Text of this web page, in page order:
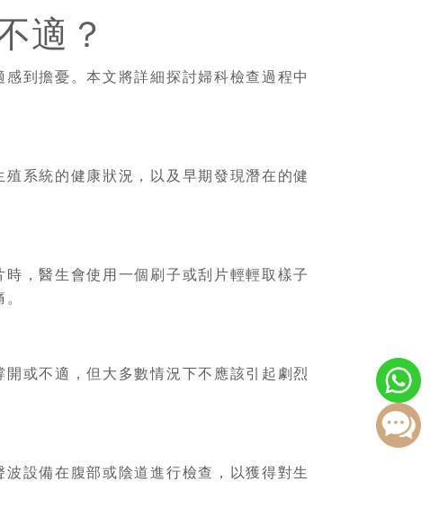
適？
到擔憂。本文將詳細探討婦科檢查過程中
系統的健康狀況，以及早期發現潛在的健
，醫生會使用一個刷子或刮片輕輕取樣子
或不適，但大多數情況下不應該引起劇烈
設備在腹部或陰道進行檢查，以獲得對生